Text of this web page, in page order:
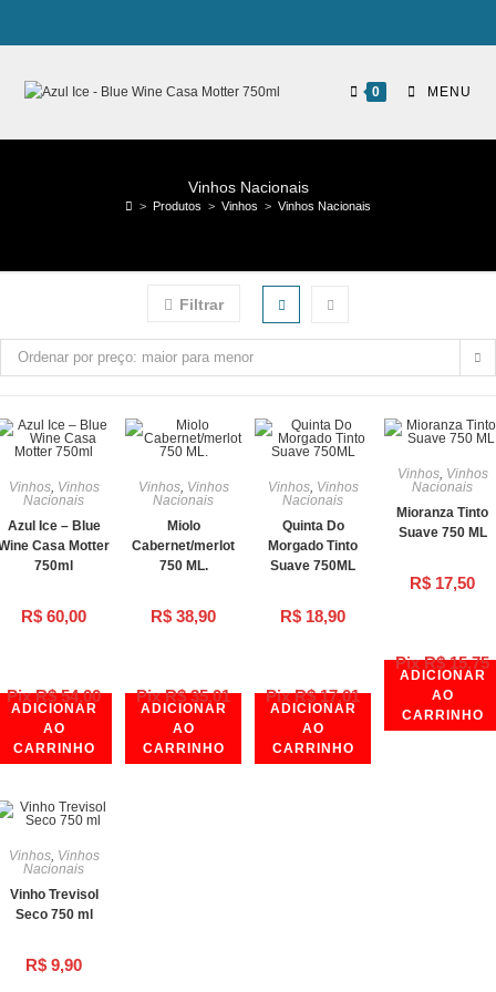
0 MENU
Vinhos Nacionais
> Produtos > Vinhos > Vinhos Nacionais
Filtrar
Ordenar por preço: maior para menor
Pix R$54,00
Vinhos, Vinhos
Nacionais
Azul Ice – Blue
Casa Motter
750ml
R$ 60,00
ADICIONAR
AO
CARRINHO
Pix R$35,01
Vinhos, Vinhos
Nacionais
Miolo
Cabernet/merlot
750 ML.
R$ 38,90
ADICIONAR
AO
CARRINHO
Pix R$17,01
Vinhos, Vinhos
Nacionais
Quinta Do
Morgado Tinto
Suave 750ML
R$ 18,90
ADICIONAR
AO
CARRINHO
Pix R$15,75
Vinhos, Vinhos
Nacionais
Mioranza Tinto
Suave 750 ML
R$ 17,50
ADICIONAR
AO
CARRINHO
Vinhos, Vinhos
Nacionais
Vinho Trevisol
Seco 750 ml
R$ 9,90